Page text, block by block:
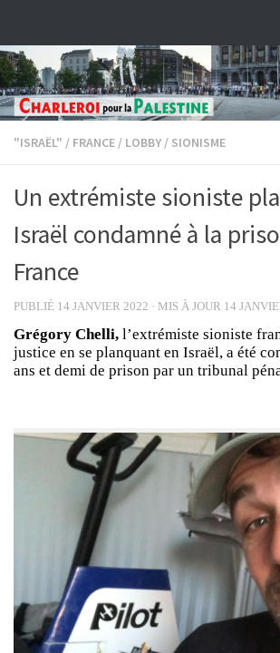
"ISRAËL" / FRANCE / LOBBY / SIONISME
Un extrémiste sioniste
Israël condamné à la
France
PUBLIÉ 14 JANVIER 2022 · MIS À JOUR 14
Grégory Chelli, l’extrémiste sioniste
justice en se planquant en Israël, a été
ans et demi de prison par un tribunal